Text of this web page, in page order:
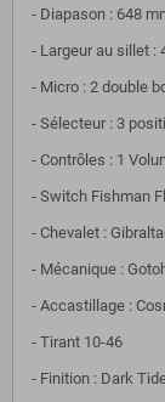
- Diapason : 648
- Largeur au sillet :
- Micro : 2 double
- Sélecteur : 3
- Contrôles : 1
- Switch Fishman
- Chevalet :
- Mécanique :
- Accastillage :
- Tirant 10-46
- Finition : Dark